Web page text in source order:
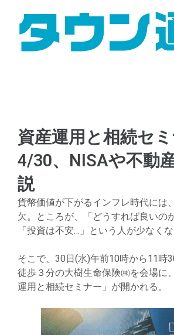
資産運用と相続セ
4/30、NISAや不動
説
貨幣価値が下がるインフレ時代には
欠。ところが、「どうすれば良いの
「投資は不安…」という人が少なくな
そこで、30日(水)午前10時から11時
徒歩３分の大樹生命保険㈱を会場に
運用と相続セミナー」が開かれる。